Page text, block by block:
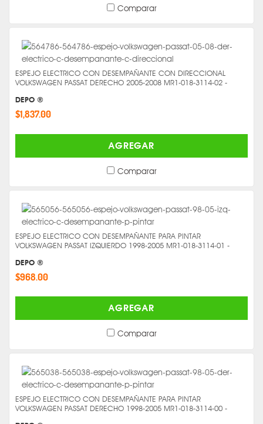
Comparar
ESPEJO ELECTRICO CON DESEMPAÑANTE CON DIRECCIONAL
VOLKSWAGEN PASSAT DERECHO 2005-2008 MR1-018-3114-02 -
DEPO ®
$1,837.00
AGREGAR
Comparar
ESPEJO ELECTRICO CON DESEMPAÑANTE PARA PINTAR
VOLKSWAGEN PASSAT IZQUIERDO 1998-2005 MR1-018-3114-01 -
DEPO ®
$968.00
AGREGAR
Comparar
ESPEJO ELECTRICO CON DESEMPAÑANTE PARA PINTAR
VOLKSWAGEN PASSAT DERECHO 1998-2005 MR1-018-3114-00 -